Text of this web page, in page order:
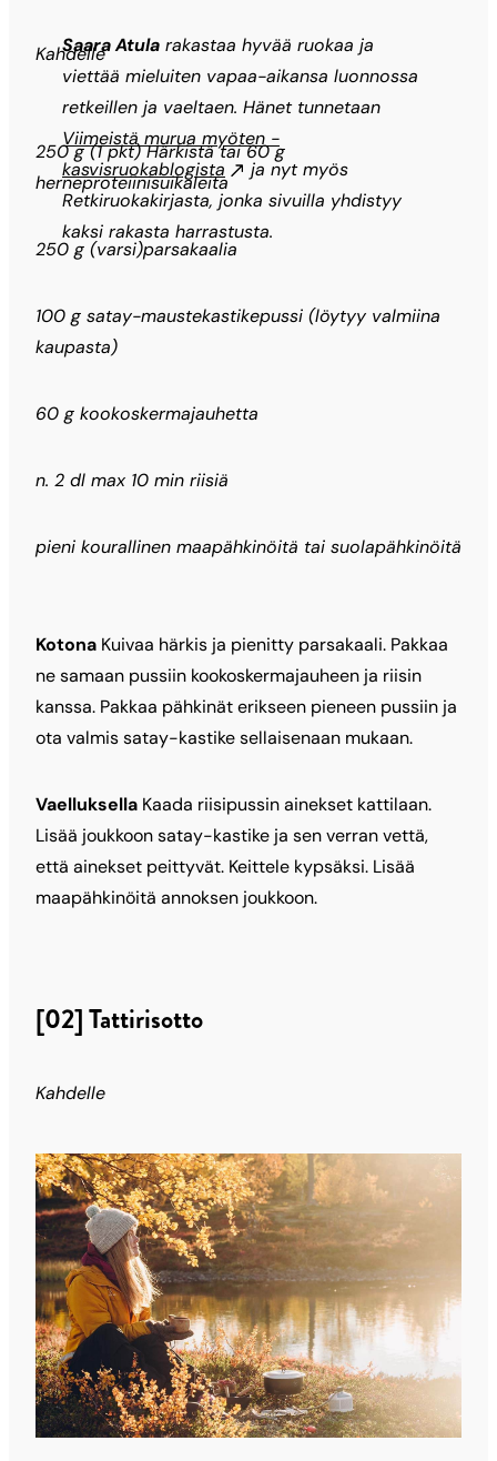
Saara Atula rakastaa hyvää ruokaa ja
viettää mieluiten vapaa-aikansa luonnossa
retkeillen ja vaeltaen. Hänet tunnetaan
Viimeistä murua myöten -
kasvisruokablogista
ja nyt myös
Retkiruokakirjasta, jonka sivuilla yhdistyy
kaksi rakasta harrastusta.
Kahdelle
250 g (1 pkt) Härkistä tai 60 g
herneproteiinisuikaleita
250 g (varsi)parsakaalia
100 g satay-maustekastikepussi (löytyy valmiina
kaupasta)
60 g kookoskermajauhetta
n. 2 dl max 10 min riisiä
pieni kourallinen maapähkinöitä tai suolapähkinöitä
Kotona Kuivaa härkis ja pienitty parsakaali. Pakkaa
ne samaan pussiin kookoskermajauheen ja riisin
kanssa. Pakkaa pähkinät erikseen pieneen pussiin ja
ota valmis satay-kastike sellaisenaan mukaan.
Vaelluksella Kaada riisipussin ainekset kattilaan.
Lisää joukkoon satay-kastike ja sen verran vettä,
että ainekset peittyvät. Keittele kypsäksi. Lisää
maapähkinöitä annoksen joukkoon.
[02] Tattirisotto
Kahdelle